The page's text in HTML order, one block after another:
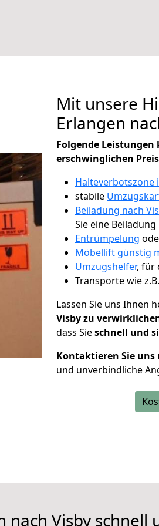
Mit unsere
Erlangen
Folgende Leistungen
erschwinglichen
Halteverbotszone
stabile
Beiladung nach
Sie eine Beiladung
Entrümpelung
Möbellift günstig
Umzugshelfer, für
Transporte wie z.B.
Lassen Sie uns Ihnen
Visby zu
dass Sieschnell und
Kontaktieren Sie uns
und unverbindliche
nach Visby schnell